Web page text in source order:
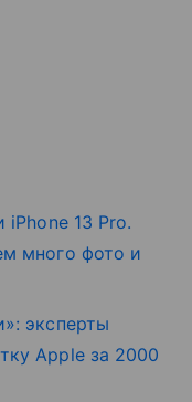
iPhone 13 Pro.
много фото и
эксперты
Apple за 2000